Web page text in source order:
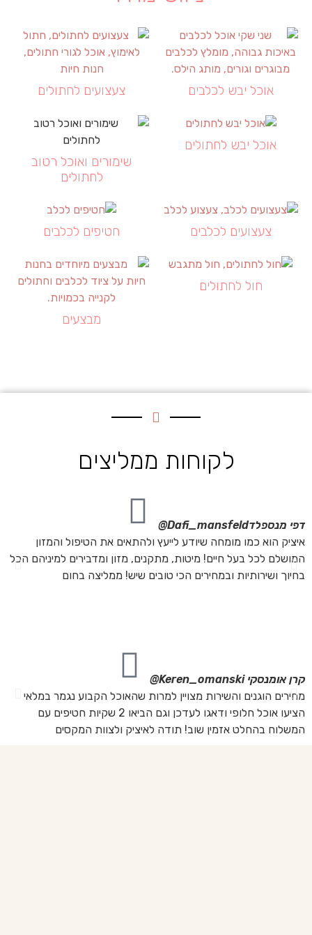
אוכל יבש לכלבים צעצועים לחתולים
אוכל יבש לחתולים
שימורים ואוכל רטוב
לחתולים
צעצועים לכלבים חטיפים לכלבים
חול לחתולים
מבצעים
לקוחות ממליצים
דפי מנספלדDafi_mansfeld@
איציק הוא כמו מומחה שיודע לייעץ ולהתאים את הטיפול והמזון
המושלם לכל בעל חיים! מיטות, מתקנים, מזון ומדבירים למיניהם הכל
בחיוך ושירותיות ובמחירים הכי טובים שיש! ממליצה בחום
קרן אומנסקיKeren_omanski@
מחירים הוגנים והשירות מצויין למרות שהאוכל הקבוע נגמר במלאי
הציעו אוכל חלופי ודאגו לעדכן וגם הביאו 2 שקיות חטיפים עם
המשלוח בהחלט אזמין שוב! תודה לאיציק ולצוות המקסים